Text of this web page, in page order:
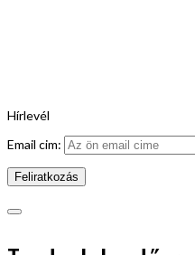
Hírlevél
Email cim: